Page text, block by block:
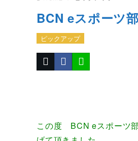
BCN eスポーツ
ピックアップ
この度 BCN eスポーツ